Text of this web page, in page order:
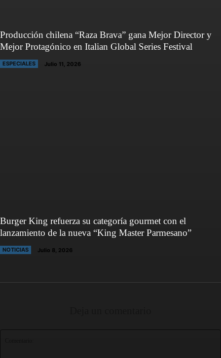
Producción chilena “Raza Brava” gana Mejor Director y
Mejor Protagónico en Italian Global Series Festival
ESPECIALES Julio 11, 2026
Burger King refuerza su categoría gourmet con el
lanzamiento de la nueva “King Master Parmesano”
NOTICIAS Julio 8, 2026